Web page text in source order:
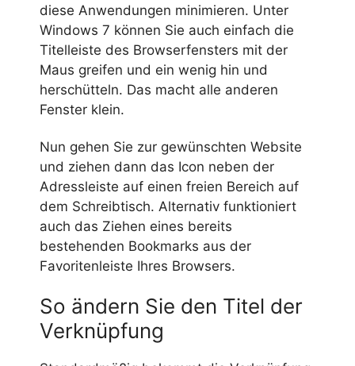
diese Anwendungen minimieren. Unter
Windows 7 können Sie auch einfach die
Titelleiste des Browserfensters mit der
Maus greifen und ein wenig hin und
herschütteln. Das macht alle anderen
Fenster klein.
Nun gehen Sie zur gewünschten Website
und ziehen dann das Icon neben der
Adressleiste auf einen freien Bereich auf
dem Schreibtisch. Alternativ funktioniert
auch das Ziehen eines bereits
bestehenden Bookmarks aus der
Favoritenleiste Ihres Browsers.
So ändern Sie den Titel der
Verknüpfung